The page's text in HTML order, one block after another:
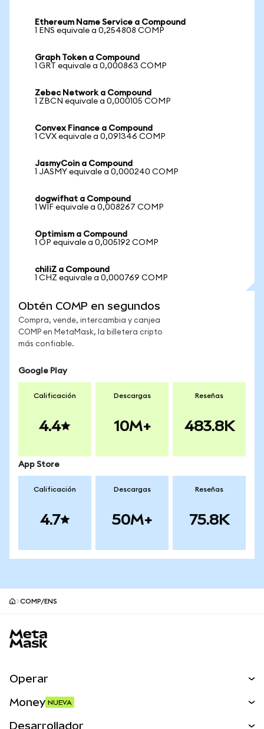
Ethereum Name Service a Compound
1 ENS equivale a 0,254808 COMP
Graph Token a Compound
1 GRT equivale a 0,000863 COMP
Zebec Network a Compound
1 ZBCN equivale a 0,000105 COMP
Convex Finance a Compound
1 CVX equivale a 0,091346 COMP
JasmyCoin a Compound
1 JASMY equivale a 0,000240 COMP
dogwifhat a Compound
1 WIF equivale a 0,008267 COMP
Optimism a Compound
1 OP equivale a 0,005192 COMP
chiliZ a Compound
1 CHZ equivale a 0,000769 COMP
Obtén COMP en segundos
Compra, vende, intercambia y canjea
COMP en MetaMask, la billetera cripto
más confiable.
Google Play
Calificación
4.4
Descargas
10M+
Reseñas
483.8K
App Store
Calificación
4.7
Descargas
50M+
Reseñas
75.8K
COMP/ENS
Operar
Money NUEVA
Desarrollador